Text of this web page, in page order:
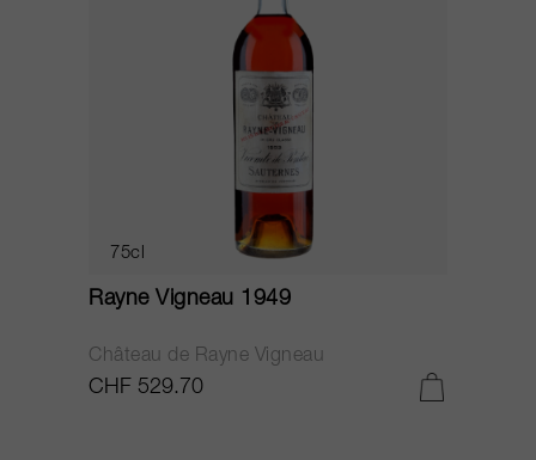
75cl
Rayne Vigneau 1949
Château de Rayne Vigneau
CHF 529.70